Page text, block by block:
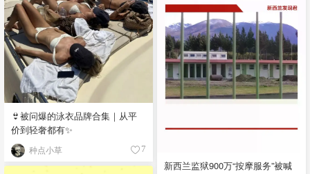
👙被问爆的泳衣品牌合集｜从平
价到轻奢都有✨
种点小草 7
新西兰监狱900万“按摩服务”被喊